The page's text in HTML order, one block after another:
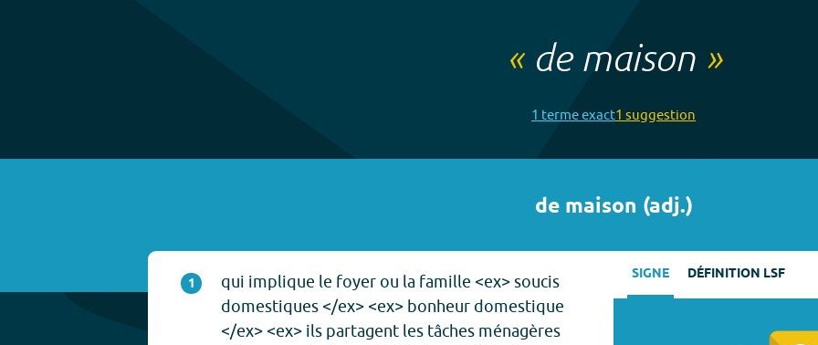
« de maison»
1 termeexact1 suggestion
de maison (adj.)
1
qui implique le foyer ou la famille <ex> soucis
domestiques </ex> <ex> bonheur domestique
</ex> <ex> ils partagent les tâches ménagères
SIGNE DÉFINITION LSF